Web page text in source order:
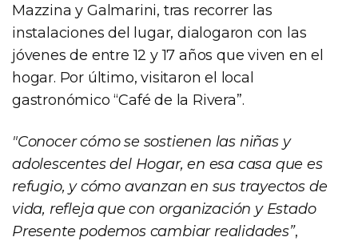
Mazzina y Galmarini, tras recorrer las
instalaciones del lugar, dialogaron con las
jóvenes de entre 12 y 17 años que viven en el
hogar. Por último, visitaron el local
gastronómico “Café de la Rivera”.
"Conocer cómo se sostienen las niñas y
adolescentes del Hogar, en esa casa que es
refugio, y cómo avanzan en sus trayectos de
vida, refleja que con organización y Estado
Presente podemos cambiar realidades”,